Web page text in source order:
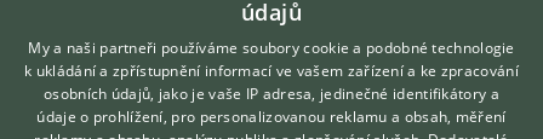
Fascinuje mě ten počet psů a hlavně to "a s i ". Já
si každého svého psa pamatuji úplně přesně.
0
Kvalitní příspěvek
údajů
My a naši partneři používáme soubory cookie a podobné technologie
k ukládání a zpřístupnění informací ve vašem zařízení a ke zpracování
osobních údajů, jako je vaše IP adresa, jedinečné identifikátory a
údaje o prohlížení, pro personalizovanou reklamu a obsah, měření